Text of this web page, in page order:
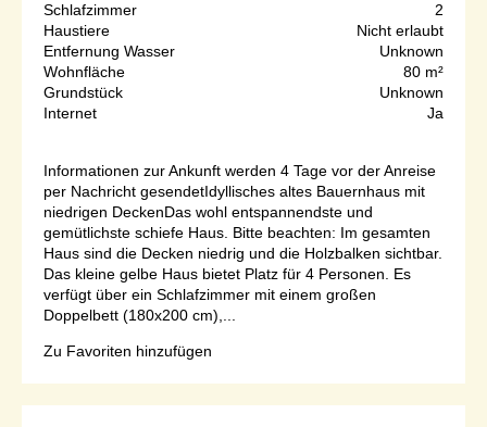
Schlafzimmer
2
Haustiere
Nicht erlaubt
Entfernung Wasser
Unknown
Wohnfläche
80 m²
Grundstück
Unknown
Internet
Ja
Informationen zur Ankunft werden 4 Tage vor der Anreise
per Nachricht gesendetIdyllisches altes Bauernhaus mit
niedrigen DeckenDas wohl entspannendste und
gemütlichste schiefe Haus. Bitte beachten: Im gesamten
Haus sind die Decken niedrig und die Holzbalken sichtbar.
Das kleine gelbe Haus bietet Platz für 4 Personen. Es
verfügt über ein Schlafzimmer mit einem großen
Doppelbett (180x200 cm),...
Zu Favoriten hinzufügen